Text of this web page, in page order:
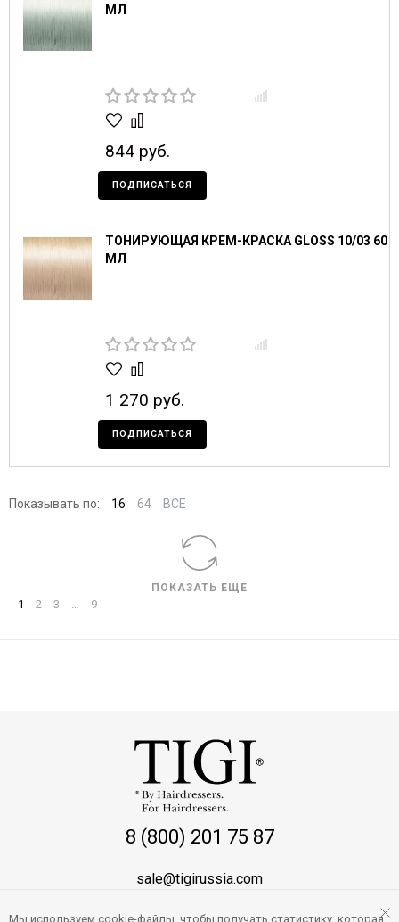
МЛ
844 руб.
ПОДПИСАТЬСЯ
ТОНИРУЮЩАЯ КРЕМ-КРАСКА GLOSS 10/03 60
МЛ
1 270 руб.
ПОДПИСАТЬСЯ
Показывать по: 16 64 ВСЕ
ПОКАЗАТЬ ЕЩЕ
1 2 3 9
8 (800) 201 75 87
sale@tigirussia.com
Мы используем cookie-файлы, чтобы получать статистику, которая